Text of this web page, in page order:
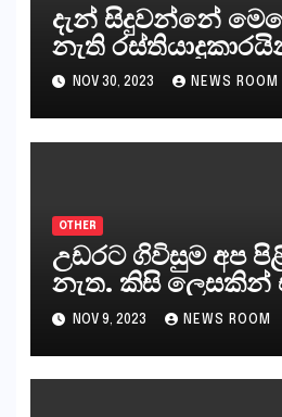
දැන් සිදුවන්නේ
නැති
ගෙන්වන්නන් සහ
නියෝජිතයින්
NOV 30, 2023 NEWS ROOM
OTHER
උඩරට ගිවිසුම අප
නැත. කිසි ලෙසකින්
නීත්‍යානුකූල
සිංහල ප්‍රතිපත්ති
ජනාධිපති දැන් වූ
කියනවාටත් වඩා
NOV 9, 2023 NEWS ROOM